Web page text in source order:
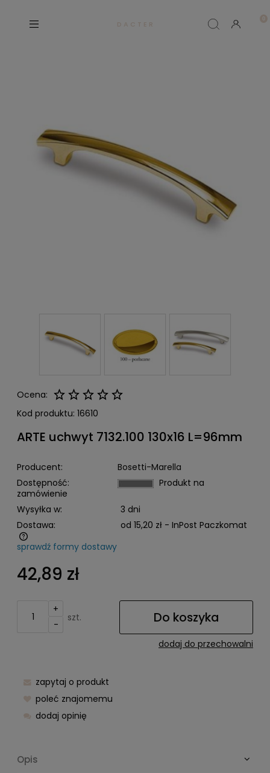
D A C T E R
Ocena:
Kod produktu: 16610
ARTE uchwyt 7132.100 130x16 L=96mm
Producent:
Bosetti-Marella
Dostępność:
Produkt na
zamówienie
Wysyłka w:
3 dni
Dostawa:
od 15,20 zł - InPost Paczkomat
Cena nie zawiera ewentualnych kosztów płatności
sprawdź formy dostawy
42,89 zł
+
-
szt. Do koszyka
dodaj do przechowalni
zapytaj o produkt
poleć znajomemu
dodaj opinię
Opis